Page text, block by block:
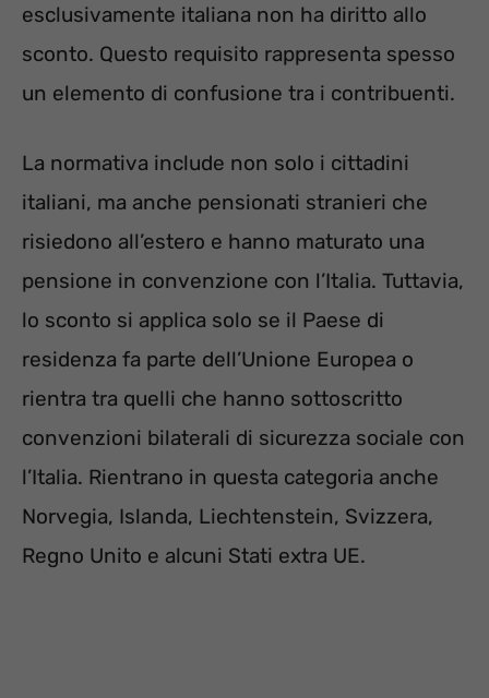
esclusivamente italiana non ha diritto allo
sconto. Questo requisito rappresenta spesso
un elemento di confusione tra i contribuenti.
La normativa include non solo i cittadini
italiani, ma anche pensionati stranieri che
risiedono all’estero e hanno maturato una
pensione in convenzione con l’Italia. Tuttavia,
lo sconto si applica solo se il Paese di
residenza fa parte dell’Unione Europea o
rientra tra quelli che hanno sottoscritto
convenzioni bilaterali di sicurezza sociale con
l’Italia. Rientrano in questa categoria anche
Norvegia, Islanda, Liechtenstein, Svizzera,
Regno Unito e alcuni Stati extra UE.